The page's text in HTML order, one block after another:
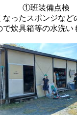
①班装備点検
ったスポンジなど
で炊具箱等の水洗い